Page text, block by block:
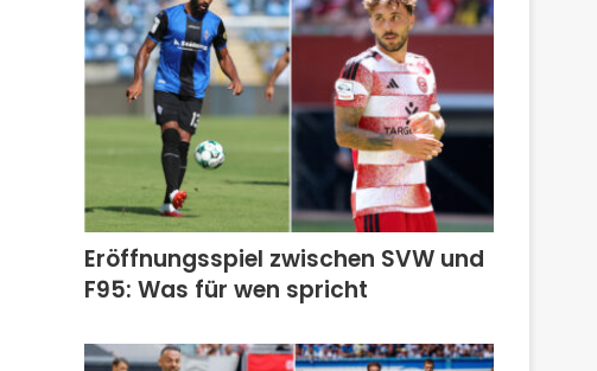
Eröffnungsspiel zwischen SVW und
F95: Was für wen spricht